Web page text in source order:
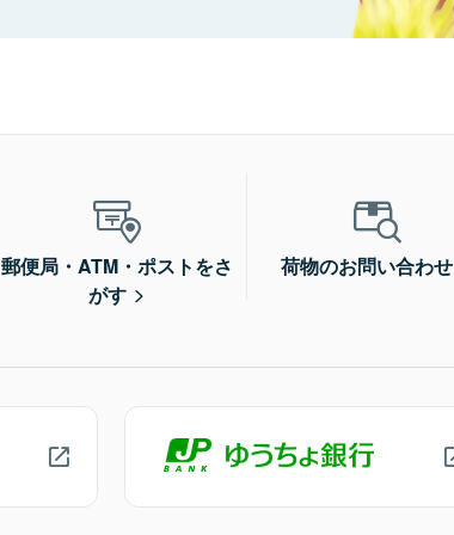
郵便局・ATM・ポストをさ
がす
荷物のお問い合わせ